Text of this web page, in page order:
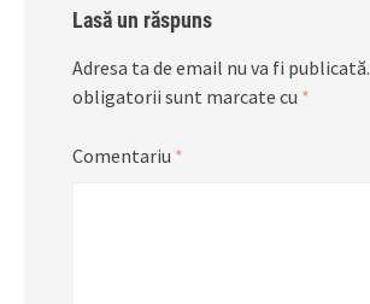
Lasă un răspuns
Adresa ta de email nu va fi publicată.
obligatorii sunt marcate cu *
Comentariu *